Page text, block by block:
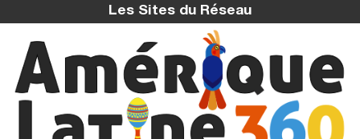
Les Sites du Réseau